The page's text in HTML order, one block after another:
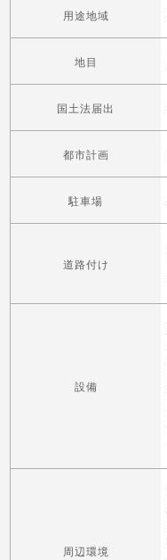
用途地域
地目
国土法届出
都市計画
駐車場
道路付け
設備
周辺環境